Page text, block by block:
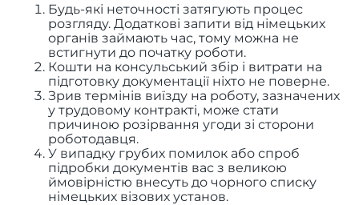
Будь-які неточності затягують процес
розгляду. Додаткові запити від німецьких
органів займають час, тому можна не
встигнути до початку роботи.
Кошти на консульський збір і витрати на
підготовку документації ніхто не поверне.
Зрив термінів виїзду на роботу, зазначених
у трудовому контракті, може стати
причиною розірвання угоди зі сторони
роботодавця.
У випадку грубих помилок або спроб
підробки документів вас з великою
ймовірністю внесуть до чорного списку
німецьких візових установ.